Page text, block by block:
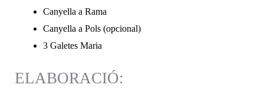
Canyella a Rama
Canyella a Pols (opcional)
3 Galetes Maria
ELABORACIÓ: